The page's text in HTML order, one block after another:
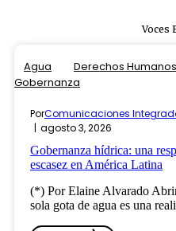
Voces
Agua Derechos Humanos
Gobernanza
PorComunicaciones
agosto 3, 2026
Gobernanza hídrica: una
escasez en América Latina
(*) Por Elaine Alvarado
sola gota de agua es una